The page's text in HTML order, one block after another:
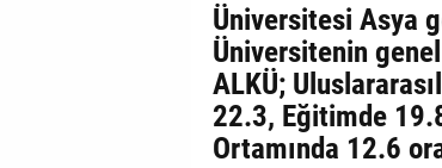
Üniversitesi Asya
Üniversitenin
ALKÜ;
22.3, Eğitimde
Ortamında 12.6